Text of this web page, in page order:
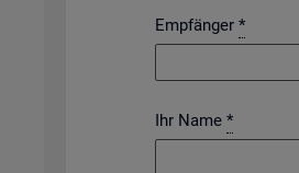
Empfänger *
Ihr Name *